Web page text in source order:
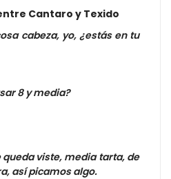
Cantaro y Texido
cabeza, yo, ¿estás en tu
8 y media?
queda viste, media tarta, de
así picamos algo.